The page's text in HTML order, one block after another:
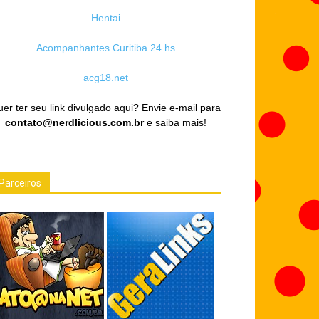
Hentai
Acompanhantes Curitiba 24 hs
acg18.net
ter seu link divulgado aqui? Envie e-mail para
contato@nerdlicious.com.bre saiba mais!